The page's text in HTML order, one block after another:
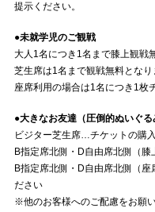
提示ください。
●未就学児のご観戦
大人1名につき1名まで膝上観戦
芝生席は1名まで観戦無料となり
座席利用の場合は1名につき1枚
●大きなお友達（圧倒的ぬいぐ
ビジター芝生席…チケットの購
B指定席北側・D自由席北側（
B指定席北側・D自由席北側（
ださい
※他のお客様へのご配慮をお願